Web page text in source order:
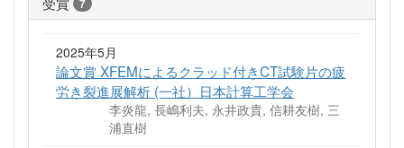
7
2025年5月
論文賞 XFEMによるクラッド付きCT試験片の疲
労き裂進展解析 (一社）日本計算工学会
李炎龍, 長嶋利夫, 永井政貴, 信耕友樹, 三
浦直樹